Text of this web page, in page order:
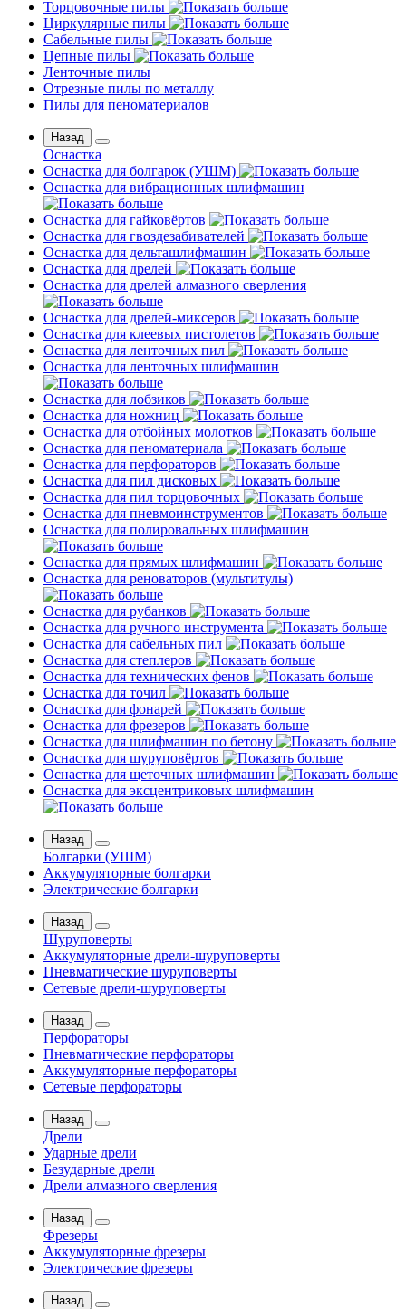
Торцовочные пилы
Циркулярные пилы
Сабельные пилы
Цепные пилы
Ленточные пилы
Отрезные пилы по металлу
Пилы для пеноматериалов
Назад
Оснастка
Оснастка для болгарок (УШМ)
Оснастка для вибрационных шлифмашин
Оснастка для гайковёртов
Оснастка для гвоздезабивателей
Оснастка для дельташлифмашин
Оснастка для дрелей
Оснастка для дрелей алмазного сверления
Оснастка для дрелей-миксеров
Оснастка для клеевых пистолетов
Оснастка для ленточных пил
Оснастка для ленточных шлифмашин
Оснастка для лобзиков
Оснастка для ножниц
Оснастка для отбойных молотков
Оснастка для пеноматериала
Оснастка для перфораторов
Оснастка для пил дисковых
Оснастка для пил торцовочных
Оснастка для пневмоинструментов
Оснастка для полировальных шлифмашин
Оснастка для прямых шлифмашин
Оснастка для реноваторов (мультитулы)
Оснастка для рубанков
Оснастка для ручного инструмента
Оснастка для сабельных пил
Оснастка для степлеров
Оснастка для технических фенов
Оснастка для точил
Оснастка для фонарей
Оснастка для фрезеров
Оснастка для шлифмашин по бетону
Оснастка для шуруповёртов
Оснастка для щеточных шлифмашин
Оснастка для эксцентриковых шлифмашин
Назад
Болгарки (УШМ)
Аккумуляторные болгарки
Электрические болгарки
Назад
Шуруповерты
Аккумуляторные дрели-шуруповерты
Пневматические шуруповерты
Сетевые дрели-шуруповерты
Назад
Перфораторы
Пневматические перфораторы
Аккумуляторные перфораторы
Сетевые перфораторы
Назад
Дрели
Ударные дрели
Безударные дрели
Дрели алмазного сверления
Назад
Фрезеры
Аккумуляторные фрезеры
Электрические фрезеры
Назад